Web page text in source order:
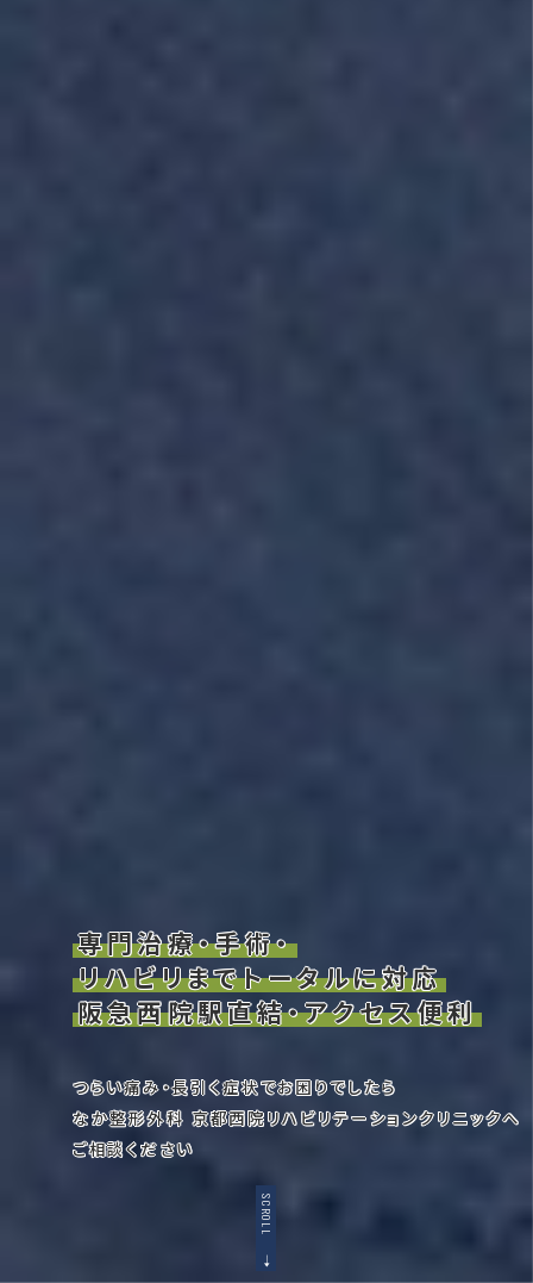
専門治療・手術・
リハビリまでトータルに対応
阪急西院駅直結・アクセス便利
つらい痛み・長引く症状でお困りでしたら
なか整形外科 京都西院リハビリテーションクリニックへ
ご相談ください
SCROLL